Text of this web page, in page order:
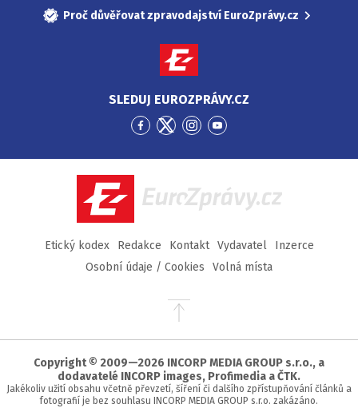
Proč důvěřovat zpravodajství EuroZprávy.cz
SLEDUJ EUROZPRÁVY.CZ
Přejít
Facebook
Přejít
Twitter
Přejít
Instagram
Přejít
YouTube
EuroZprávy.cz
Etický kodex Redakce Kontakt Vydavatel
Inzerce
Osobní údaje / Cookies
Volná místa
Přejít
stránky
Copyright © 2009—2026 INCORP MEDIA GROUP s.r.o., a
dodavatelé INCORP images, Profimedia a ČTK.
Jakékoliv užití obsahu včetně převzetí, šíření či dalšího zpřístupňování článků a
fotografií je bez souhlasu INCORP MEDIA GROUP s.r.o. zakázáno.